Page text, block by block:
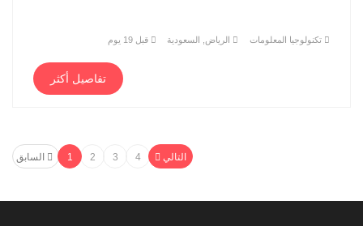
تكنولوجيا المعلومات الرياض, السعودية قبل 19 يوم
تفاصيل أكثر
السابق 1 2 3 4 التالي